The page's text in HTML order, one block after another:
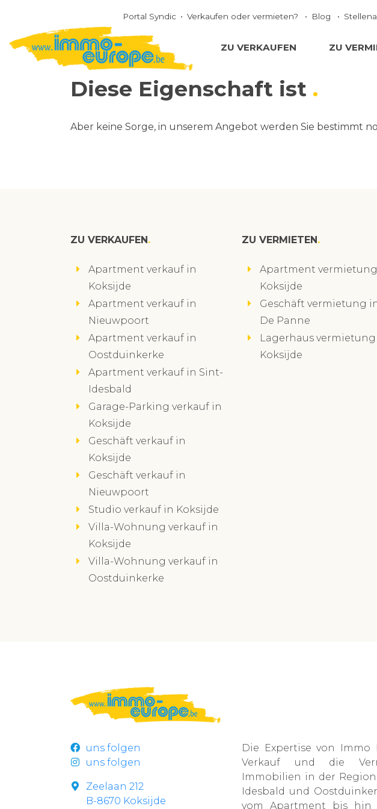
Portal Syndic Verkaufen oder vermieten? Blog
ZU VERKAUFEN ZU
Diese Eigenschaft ist
Aber keine Sorge, in unserem Angebot werden Sie bestimmt
ZU VERKAUFEN
Apartment verkauf in
Koksijde
Apartment verkauf in
Nieuwpoort
Apartment verkauf in
Oostduinkerke
Apartment verkauf in Sint-
Idesbald
Garage-Parking verkauf in
Koksijde
Geschäft verkauf in
Koksijde
Geschäft verkauf in
Nieuwpoort
Studio verkauf in Koksijde
Villa-Wohnung verkauf in
Koksijde
Villa-Wohnung verkauf in
Oostduinkerke
ZU VERMIETEN
Apartment
Koksijde
Geschäft vermietung
De Panne
Lagerhaus
Koksijde
uns folgen
uns folgen
Zeelaan 212
B-8670 Koksijde
Die Expertise von Immo
Verkauf und die
Immobilien in der Region
Idesbald und
vom Apartment bis hin